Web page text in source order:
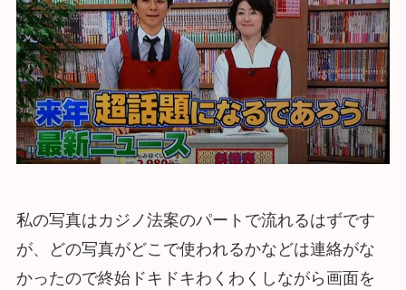
私の写真はカジノ法案のパートで流れるはずです
が、どの写真がどこで使われるかなどは連絡がな
かったので終始ドキドキわくわくしながら画面を